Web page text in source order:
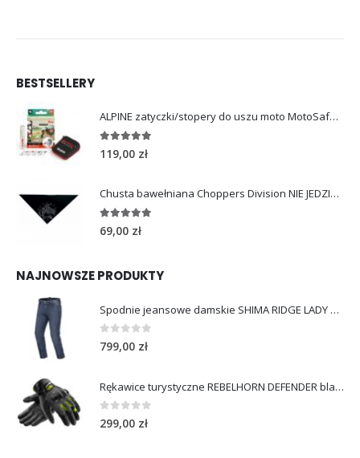
BESTSELLERY
ALPINE zatyczki/stopery do uszu moto MotoSafe Pro
4.96out of 5
119,00 zł
Chusta bawełniana Choppers Division NIE JEDZIESZ NIE ŻYJESZ
5.00out of 5
69,00 zł
NAJNOWSZE PRODUKTY
Spodnie jeansowe damskie SHIMA RIDGE LADY blue
0out of 5
799,00 zł
Rękawice turystyczne REBELHORN DEFENDER black yellow fluo
0 out of 5
299,00 zł